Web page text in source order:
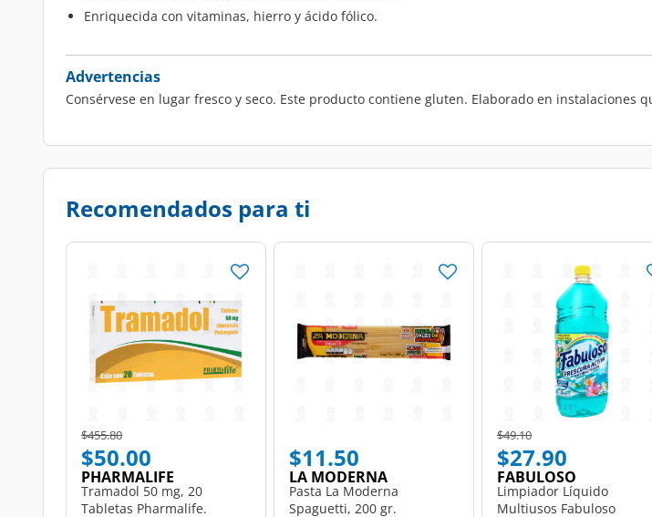
Enriquecida con vitaminas, hierro y ácido fólico.
Advertencias
Consérvese en lugar fresco y seco. Este producto contiene gluten. Elaborado en instalaciones
Recomendados para ti
Price reduced from
$455.80to
$50.00
PHARMALIFE
Tramadol 50 mg, 20
Tabletas Pharmalife.
$11.50
LA MODERNA
Pasta La Moderna
Spaguetti, 200 gr.
Price reduced from
$49.10to
$27.90
FABULOSO
Limpiador Líquido
Multiusos Fabuloso